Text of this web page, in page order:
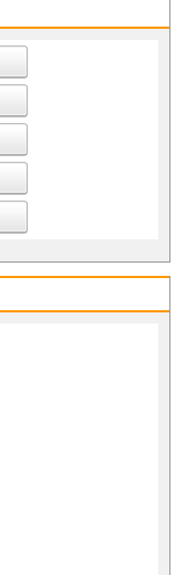
しく悪化している者
者
害する恐れがあると当社が
体の構成員等
を負わないものとします。
かなる第三者にも譲渡でき
当社が指定する方法で最新
かったことにより、会員が
関するシステム導入会社
ID」)をいかなる第三者にも
し、紛失、喪失、盗難、誤
社は一切の責任を負いませ
店にその旨を報告し、指示
」)を本サービス運営、店舗
それ以外の目的で使用しま
および導入店へそれぞれ連